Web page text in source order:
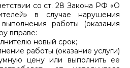
со ст. 28 Закона РФ «О
в случае нарушения
работы (оказания
вправе:
новый срок;
работы (оказание услуги)
цену или выполнить ее